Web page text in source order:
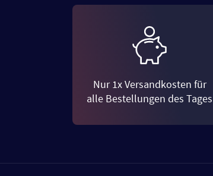
Nur 1x Versandkosten für
alle Bestellungen des Tages